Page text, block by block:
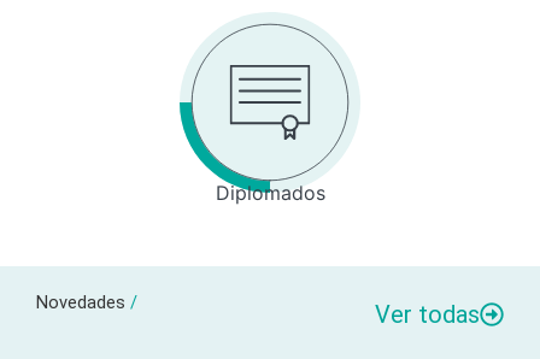
Diplomados
Novedades / Ver todas